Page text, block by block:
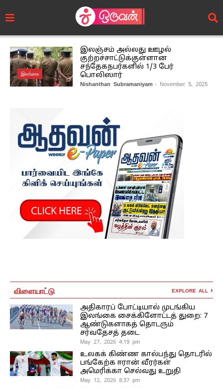
இலங்கை
இலஞ்சம் அல்லது ஊழல்
குற்றச்சாட்டுக்குள்ளான
சந்தேகநபர்களில் 1/3 பேர்
பொலிஸார்
Nishanthan Subramaniyam - November 5, 2025
விளையாட்டு EXPLORE ALL
அதிகாரப் போட்டியால் முடங்கிய
இலங்கை சைக்கிளோட்டத் துறை: 7
ஆண்டுகளாகத் தொடரும்
சர்வதேசத் தடை
May 27, 2026 4:19 pm
உலகக் கிண்ண கால்பந்து தொடரில்
பங்கேற்க ஈரான் வீரர்கள்
அமெரிக்கா செல்வது உறுதி
May 12, 2026 8:37 pm